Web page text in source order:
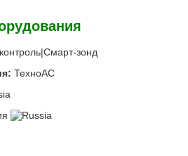
Смарт-зонд
ТехноАС